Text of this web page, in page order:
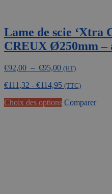
Lame de scie ‘Xtra
CREUX Ø250mm –
€92,00 – €95,00Plage
prix :
à
(HT)
€111,32 - €114,95 (TTC)
Choix des options Ce
Comparer